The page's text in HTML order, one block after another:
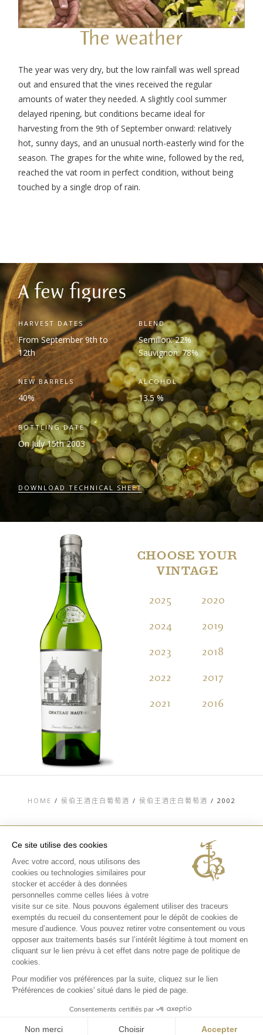
Ce site utilise des cookies
Avec votre accord, nous utilisons des
cookies ou technologies similaires pour
stocker et accéder à des données
personnelles comme celles liées à votre
visite sur ce site. Nous pouvons également utiliser des traceurs
exemptés du recueil du consentement pour le dépôt de cookies de
mesure d’audience. Vous pouvez retirer votre consentement ou vous
opposer aux traitements basés sur l’intérêt légitime à tout moment en
cliquant sur le lien prévu à cet effet dans notre page de politique de
cookies.
Pour modifier vos préférences par la suite, cliquez sur le lien
'Préférences de cookies' situé dans le pied de page.
Consentements certifiés par
Non merci Choisir Accepter
The weather
The year was very dry, but the low rainfall was well spread
out and ensured that the vines received the regular
amounts of water they needed. A slightly cool summer
delayed ripening, but conditions became ideal for
harvesting from the 9th of September onward: relatively
hot, sunny days, and an unusual north-easterly wind for the
season. The grapes for the white wine, followed by the red,
reached the vat room in perfect condition, without being
touched by a single drop of rain.
A few figures
HARVEST DATES
From September 9th to
12th
BLEND
Semillon: 22%
Sauvignon: 78%
NEW BARRELS
40%
ALCOHOL
13.5 %
BOTTLING DATE
On July 15th2003
DOWNLOAD TECHNICAL SHEET
CHOOSE YOUR
VINTAGE
2025
2024
2023
2022
2021
2020
2019
2018
2017
2016
HOME / 侯伯王酒庄白葡萄酒 / 侯伯王酒庄白葡萄酒 / 2002
联系信息
法律信息
隐私和COOKIES政
策
媒体库
酒庄体验
INSTAGRAM